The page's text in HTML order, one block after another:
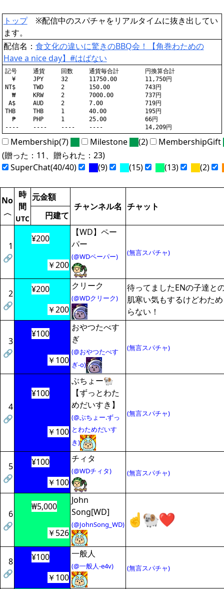
トップ※配信中のスパチャをリアルタイムに抜き出してい
ます。
配信名： 食文化の違いに驚きのBBQ会！【角巻わための
Have a nice day】#はばない
記号	通貨	回数	通貨毎合計	円換算合計
  ¥	JPY	32	11750.00	11,750円
NT$	TWD	2	150.00		743円
  ₩	KRW	2	7000.00		737円
A$	AUD	2	7.00		719円
THB	THB	1	40.00		195円
  ₱	PHP	1	25.00		66円
Membership(7) Milestone (2)
MembershipGift
(贈った：11、贈られた：23)
SuperChat(40/40)
(9) (15) (13) (2)
No
〈
時
間
UTC
元金額
チャンネル名 チャット
円建て
1
🔗
¥200
【WD】ペー
パー
(@WDペーパー) (無言スパチャ)
￥200
2
🔗
¥200 クリーク
(@WDクリーク)
待ってましたENの子達と
肌寒い気もするけどわた
らない！
￥200
3
🔗
¥100
おやつたべす
ぎ
(@おやつたべす
ぎ-o)
(無言スパチャ)
￥100
4
🔗
¥100
ぶちょー🐏
【ずっとわた
めだいすき】
(@ぶちょー.ずっ
とわためだいす
き)
(無言スパチャ)
￥100
5
🔗
¥100 チィタ
(@WDチィタ) (無言スパチャ)
￥100
6
🔗
₩5,000
John
Song[WD]
(@JohnSong_WD)
￥526
8
🔗
¥100 一般人
(@一般人-e4v) (無言スパチャ)
￥100